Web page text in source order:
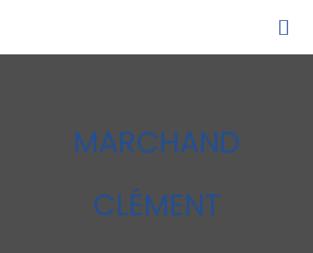
MARCHAND
CLÉMENT